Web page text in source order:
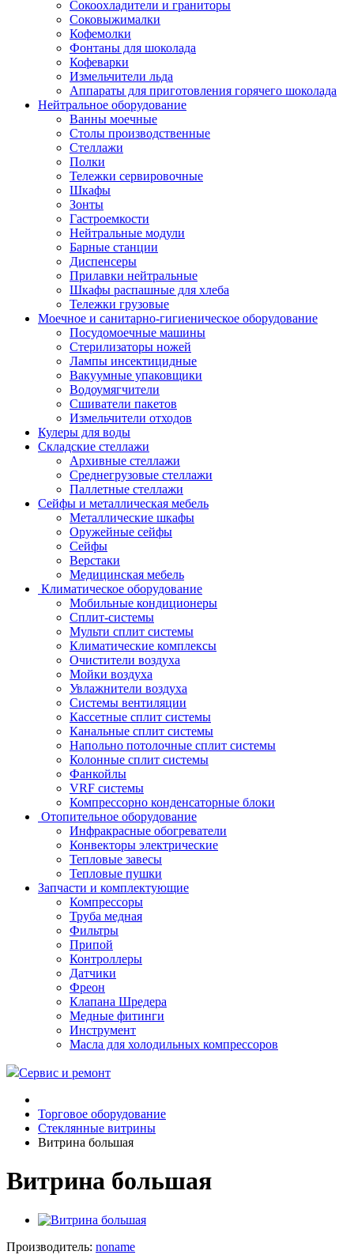
Сокоохладители и граниторы
Соковыжималки
Кофемолки
Фонтаны для шоколада
Кофеварки
Измельчители льда
Аппараты для приготовления горячего шоколада
Нейтральное оборудование
Ванны моечные
Столы производственные
Стеллажи
Полки
Тележки сервировочные
Шкафы
Зонты
Гастроемкости
Нейтральные модули
Барные станции
Диспенсеры
Прилавки нейтральные
Шкафы распашные для хлеба
Тележки грузовые
Моечное и санитарно-гигиеническое оборудование
Посудомоечные машины
Стерилизаторы ножей
Лампы инсектицидные
Вакуумные упаковщики
Водоумягчители
Сшиватели пакетов
Измельчители отходов
Кулеры для воды
Складские стеллажи
Архивные стеллажи
Среднегрузовые стеллажи
Паллетные стеллажи
Сейфы и металлическая мебель
Металлические шкафы
Оружейные сейфы
Сейфы
Верстаки
Медицинская мебель
Климатическое оборудование
Мобильные кондиционеры
Сплит-системы
Мульти сплит системы
Климатические комплексы
Очистители воздуха
Мойки воздуха
Увлажнители воздуха
Системы вентиляции
Кассетные сплит системы
Канальные сплит системы
Напольно потолочные сплит системы
Колонные сплит системы
Фанкойлы
VRF системы
Компрессорно конденсаторные блоки
Отопительное оборудование
Инфракрасные обогреватели
Конвекторы электрические
Тепловые завесы
Тепловые пушки
Запчасти и комплектующие
Компрессоры
Труба медная
Фильтры
Припой
Контроллеры
Датчики
Фреон
Клапана Шредера
Медные фитинги
Инструмент
Масла для холодильных компрессоров
Сервис и ремонт
Торговое оборудование
Стеклянные витрины
Витрина большая
Витрина большая
Производитель: noname